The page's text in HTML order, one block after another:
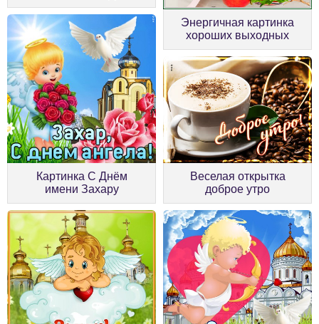
Энергичная картинка
хороших выходных
Картинка С Днём
имени Захару
Веселая открытка
доброе утро